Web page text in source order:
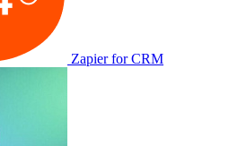
Zapier for CRM